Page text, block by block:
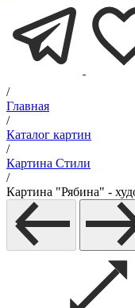
/
Главная
/
Каталог картин
/
Картина Стили
/
Картина "Рябина" -